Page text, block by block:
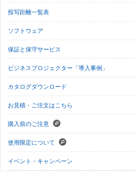
投写距離一覧表
ソフトウェア
保証と保守サービス
ビジネスプロジェクター「導入事例」
カタログダウンロード
お見積・ご注文はこちら
購入前のご注意
使用限定について
イベント・キャンペーン